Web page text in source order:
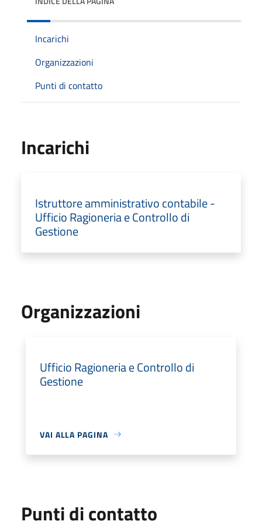
Incarichi
Organizzazioni
Punti di contatto
Incarichi
Istruttore amministrativo contabile -
Ufficio Ragioneria e Controllo di
Gestione
Organizzazioni
Ufficio Ragioneria e Controllo di
Gestione
VAI ALLA PAGINA
Punti di contatto